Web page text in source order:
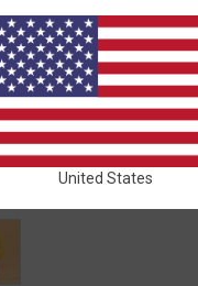
United States